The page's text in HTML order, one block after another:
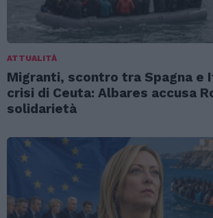
ATTUALITÀ
Migranti, scontro tra Spagna e
crisi di Ceuta: Albares accusa
solidarietà